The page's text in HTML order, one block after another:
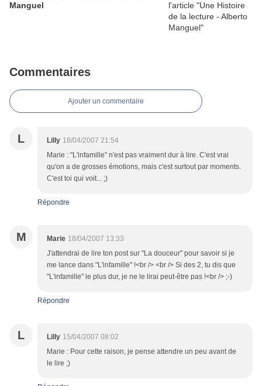
Manguel
Commentaires
Ajouter un commentaire
L Lilly 18/04/2007 21:54
Marie : "L'infamille" n'est pas vraiment dur à lire. C'est vrai
qu'on a de grosses émotions, mais c'est surtout par moments.
C'est toi qui voit... ;)
Répondre
M Marie 18/04/2007 13:33
J'attendrai de lire ton post sur "La douceur" pour savoir si je
me lance dans "L'infamille" !<br /> <br /> Si des 2, tu dis que
"L'infamille" le plus dur, je ne le lirai peut-être pas !<br /> ;-)
Répondre
L Lilly 15/04/2007 08:02
Marie : Pour cette raison, je pense attendre un peu avant de
le lire ;)